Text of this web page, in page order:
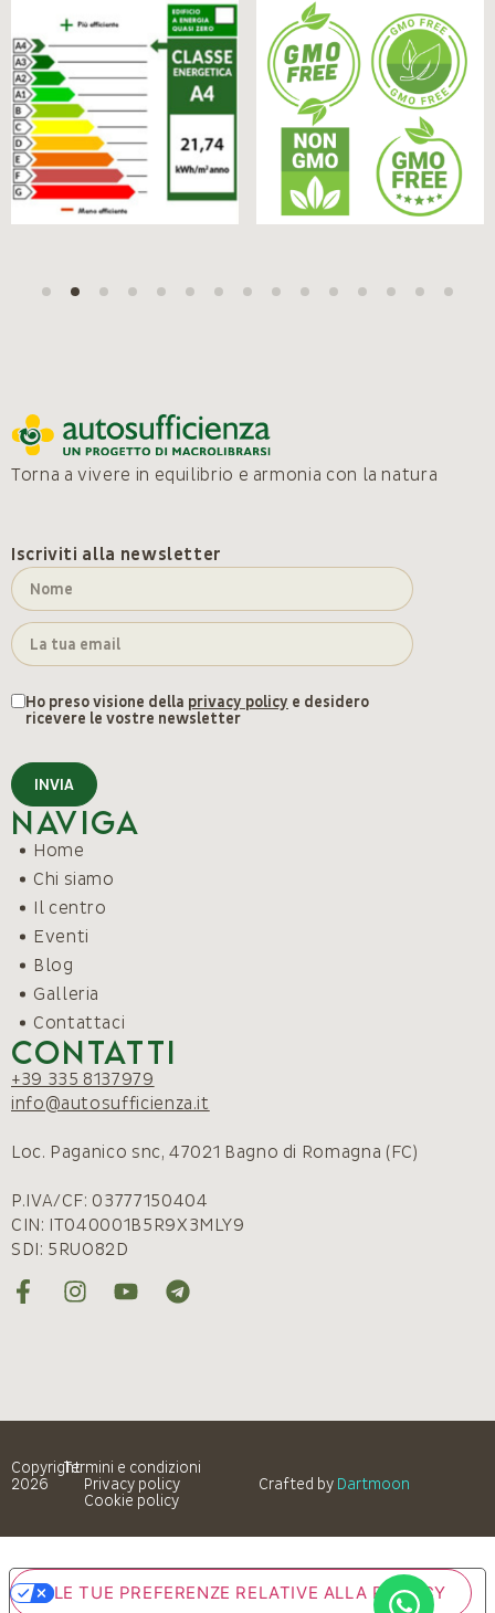
Torna a vivere in equilibrio e armonia con la natura
Iscriviti alla newsletter
Ho preso visione della privacy policy e desidero
ricevere le vostre newsletter
INVIA
Naviga
Home
Chi siamo
Il centro
Eventi
Blog
Galleria
Contattaci
Contatti
+39 335 8137979
info@autosufficienza.it
Loc. Paganico snc, 47021 Bagno di Romagna (FC)
P.IVA/CF: 03777150404
CIN: IT040001B5R9X3MLY9
SDI: 5RUO82D
Copyright
2026
Termini e condizioni
Privacy policy
Cookie policy
Crafted by Dartmoon
LE TUE PREFERENZE RELATIVE ALLA PRIVACY